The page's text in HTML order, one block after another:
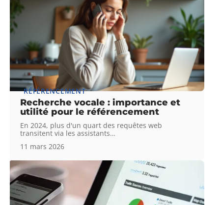
RÉFÉRENCEMENT
Recherche vocale : importance et
utilité pour le référencement
En 2024, plus d'un quart des requêtes web
transitent via les assistants…
11 mars 2026